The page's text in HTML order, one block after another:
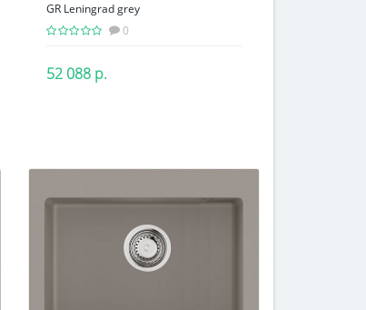
GR Leningrad grey
0
52 088 р.